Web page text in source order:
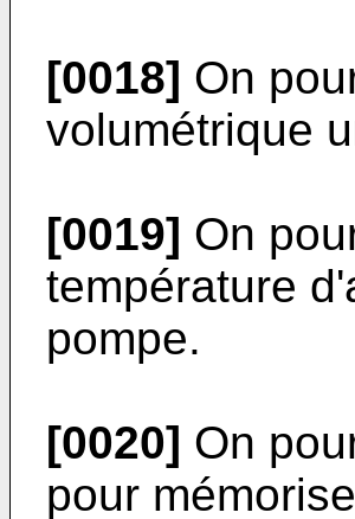
[0018] On
volumétrique
[0019] On
température
pompe.
[0020] On
pour